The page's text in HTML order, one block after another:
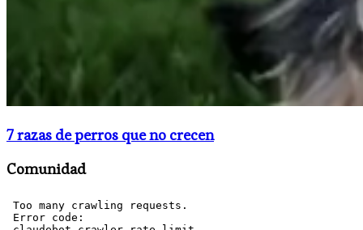
7 razas de perros que no crecen
Comunidad